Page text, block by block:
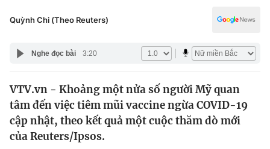
Pháp luật
Y tế
Thế giới
Tin tức
Thế giới đó đây
Kinh tế
Công nghệ
Quỳnh Chi (Theo Reuters)
Nghe đọc bài 3:20
VTV.vn - Khoảng một nửa số người Mỹ quan
tâm đến việc tiêm mũi vaccine ngừa COVID-19
cập nhật, theo kết quả một cuộc thăm dò mới
của Reuters/Ipsos.